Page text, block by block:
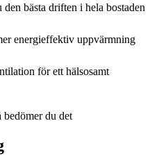
bästa driften i hela bostaden
energieffektiv uppvärmning
för ett hälsosamt
du det